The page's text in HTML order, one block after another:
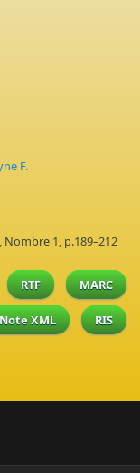
F.
1, p.189–212
RTF MARC
XML RIS